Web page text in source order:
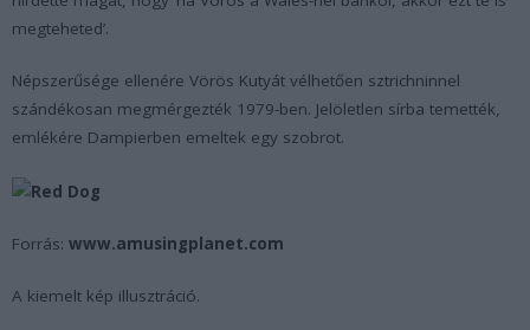
megteheted’.
Népszerűsége ellenére Vörös Kutyát vélhetően sztrichninnel
szándékosan megmérgezték 1979-ben. Jelöletlen sírba temették,
emlékére Dampierben emeltek egy szobrot.
Forrás: www.amusingplanet.com
A kiemelt kép illusztráció.